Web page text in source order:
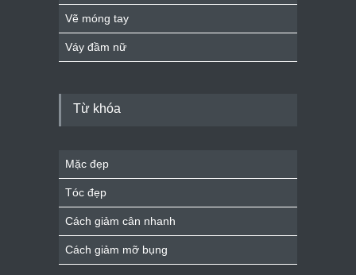
Vẽ móng tay
Váy đầm nữ
Từ khóa
Mặc đẹp
Tóc đẹp
Cách giảm cân nhanh
Cách giảm mỡ bụng